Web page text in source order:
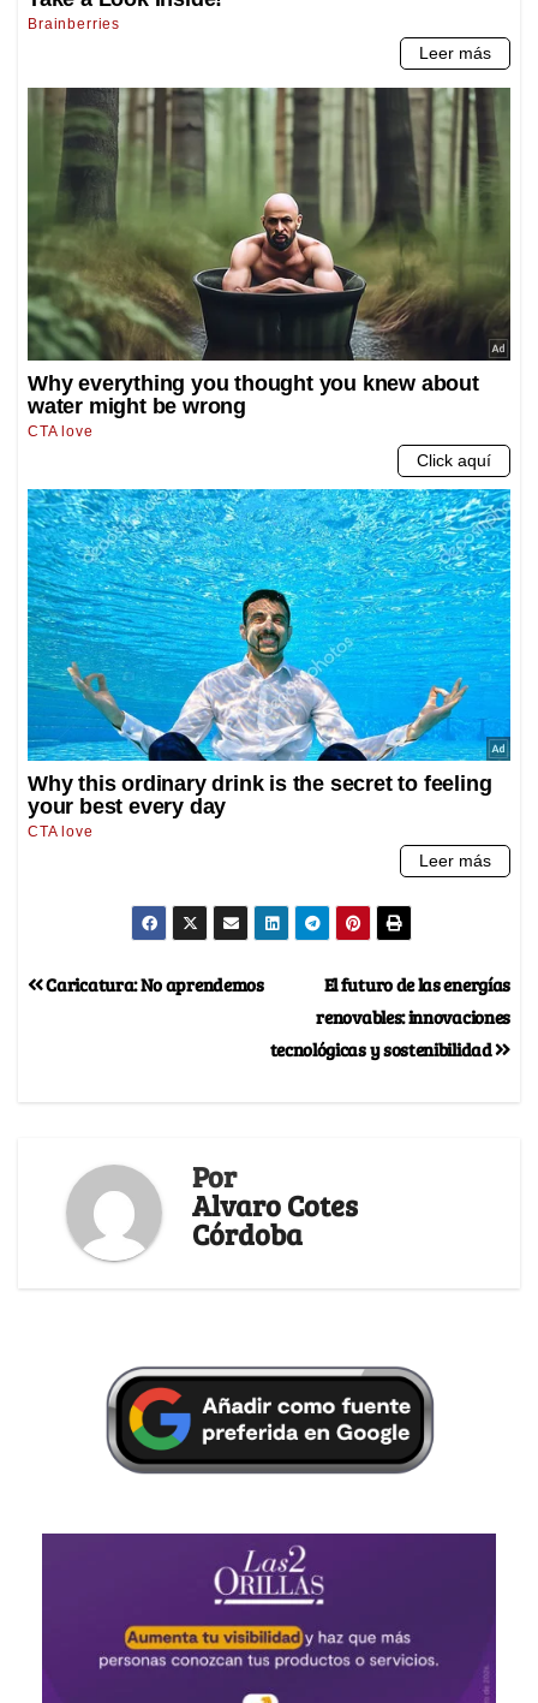
El futuro de las energías
renovables: innovaciones
tecnológicas y sostenibilidad
Caricatura: No aprendemos
Por
Alvaro Cotes
Córdoba